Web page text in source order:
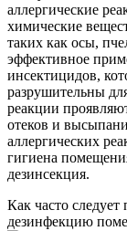
аллергические
химические
таких как осы,
эффективное
инсектицидов,
разрушительны
реакции
отеков и
аллергических
гигиена
дезинсекция.
Как часто
дезинфекцию